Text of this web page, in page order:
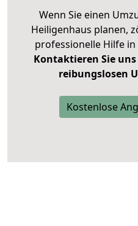
Wenn Sie einen
Heiligenhaus planen,
professionelle Hilfe
Kontaktieren Sie
reibungslosen
Kostenlose